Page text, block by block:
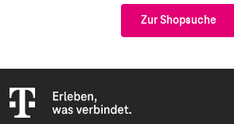
Zur Shopsuche